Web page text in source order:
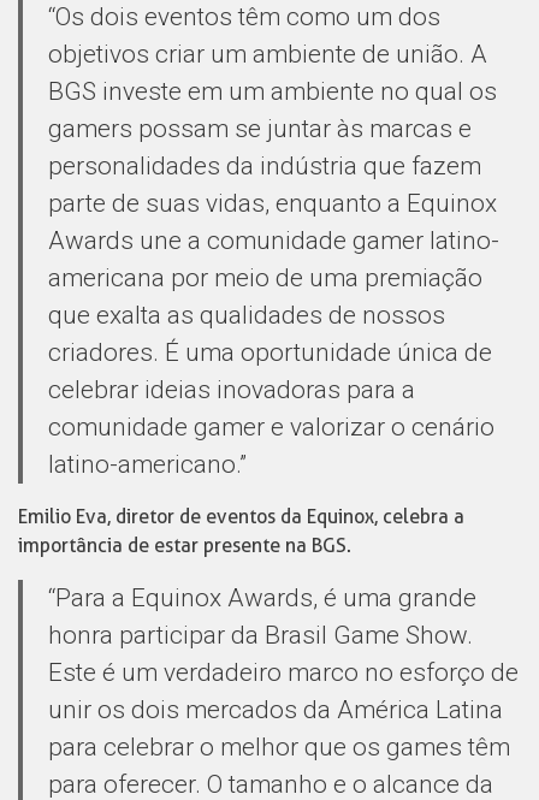
“Os dois eventos têm como um dos
objetivos criar um ambiente de união. A
BGS investe em um ambiente no qual os
gamers possam se juntar às marcas e
personalidades da indústria que fazem
parte de suas vidas, enquanto a Equinox
Awards une a comunidade gamer latino-
americana por meio de uma premiação
que exalta as qualidades de nossos
criadores. É uma oportunidade única de
celebrar ideias inovadoras para a
comunidade gamer e valorizar o cenário
latino-americano.”
Emilio Eva, diretor de eventos da Equinox, celebra a
importância de estar presente na BGS.
“Para a Equinox Awards, é uma grande
honra participar da Brasil Game Show.
Este é um verdadeiro marco no esforço de
unir os dois mercados da América Latina
para celebrar o melhor que os games têm
para oferecer. O tamanho e o alcance da